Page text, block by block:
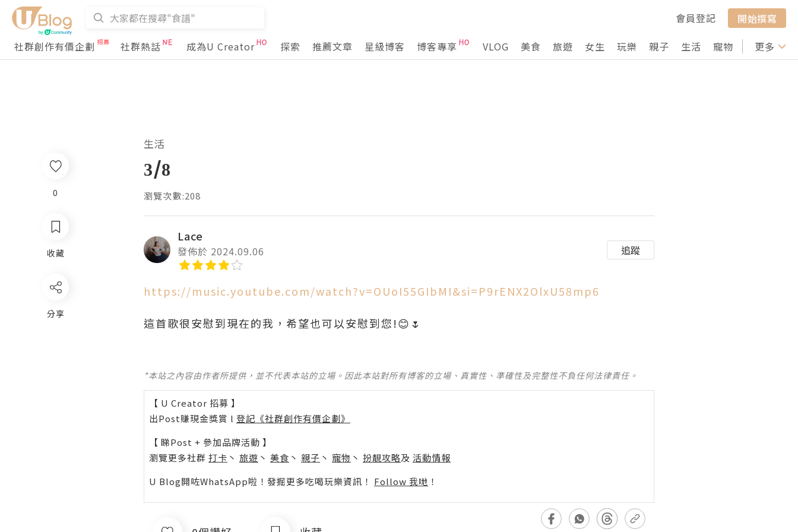
會員登記
開始撰寫
社群創作有價企劃
社群熱話 成為U Creator 探索 推薦文章 星級博客 博客專享 VLOG 美食 旅遊 女生 玩樂 親子 生活 寵物 行山 打卡
更多
生活
3/8
瀏覽次數:208
Lace
發佈於 2024.09.06 追蹤
https://music.youtube.com/watch?v=OUoI55GIbMI&si=P9rENX2OlxU58mp6
這首歌很安慰到現在的我，希望也可以安慰到您!😊🌷
*本站之內容由作者所提供，並不代表本站的立場。因此本站對所有博客的立場、真實性、準確性及完整性不負任何法律責任。
【 U Creator 招募 】
出Post賺現金獎賞 l 登記《社群創作有價企劃》
【 睇Post + 參加品牌活動 】
瀏覽更多社群 打卡 丶 旅遊 丶 美食 丶 親子 丶 寵物 丶 扮靚攻略及 活動情報
U Blog開咗WhatsApp啦！發掘更多吃喝玩樂資訊！ Follow 我哋 ！
0
收藏
分享